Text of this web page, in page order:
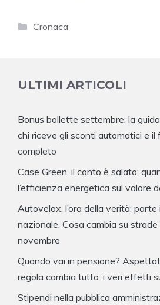
Categorie
Cronaca
ULTIMI ARTICOLI
Bonus bollette settembre: la
chi riceve gli sconti automatici e il
completo
Case Green, il conto è salato:
l’efficienza energetica sul valore
Autovelox, l’ora della verità:
nazionale. Cosa cambia su
novembre
Quando vai in pensione?
regola cambia tutto: i veri effetti
Stipendi nella pubblica